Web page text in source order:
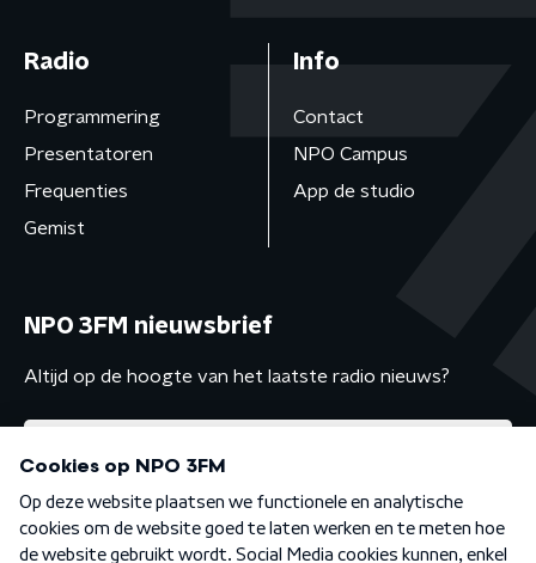
Radio
Programmering
Presentatoren
Frequenties
Gemist
Info
Contact
NPO Campus
App de studio
NPO 3FM nieuwsbrief
Altijd op de hoogte van het laatste radio nieuws?